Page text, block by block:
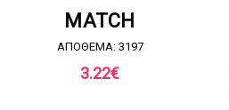
MATCH
ΑΠΟΘΕΜΑ: 3197
3.22€